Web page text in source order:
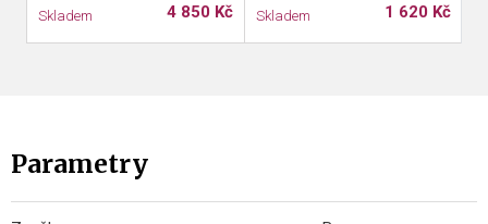
Skladem 4 850 Kč Skladem 1 620 Kč
Parametry